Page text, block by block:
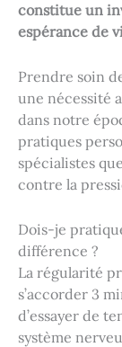
constitue un
espérance de
Prendre soin
une nécessité
dans notre
pratiques
spécialistes
contre la
Dois-je
différence ?
La régularité
s’accorder 3
d’essayer de
système